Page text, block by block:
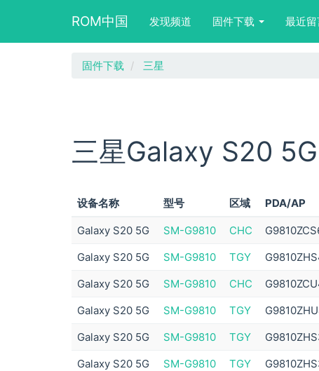
ROM中国
Main
navigation
发现频道 固件下载 最近
User
account
menu
Search
form
block
固件下载 三星
三星Galaxy S20
设备名称 型号 区域 PDA/AP
Galaxy S20 5G SM-G9810 CHC
Galaxy S20 5G
SM-G9810 TGY
Galaxy S20 5G
SM-G9810 CHC
Galaxy S20 5G
SM-G9810 TGY
Galaxy S20 5G
SM-G9810 TGY
Galaxy S20 5G
SM-G9810 TGY